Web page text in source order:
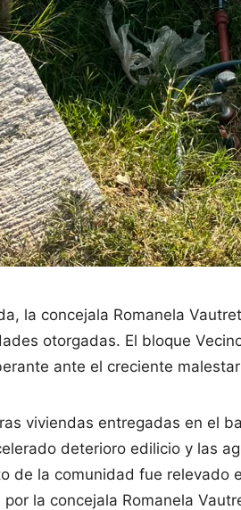
la concejala Romanela
otorgadas. El bloque
ante el creciente
viviendas entregadas en el
deterioro edilicio y las
de la comunidad fue relevado
la concejala Romanela